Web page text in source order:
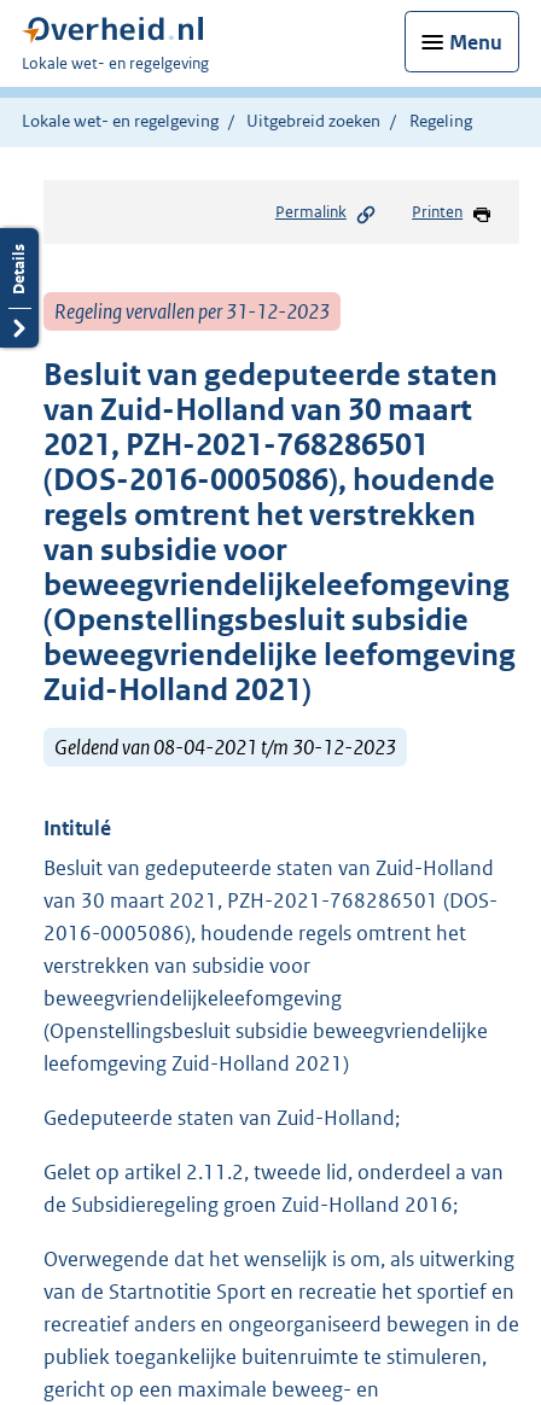
Menu
U
bent
hier:
Lokale wet- en regelgeving
Lokale wet- en regelgeving Uitgebreid zoeken Regeling
Permalink Printen
Regeling vervallen per 31-12-2023
Besluit van gedeputeerde staten
van Zuid-Holland van 30 maart
2021, PZH-2021-768286501
(DOS-2016-0005086), houdende
regels omtrent het verstrekken
van subsidie voor
beweegvriendelijkeleefomgeving
(Openstellingsbesluit subsidie
beweegvriendelijke leefomgeving
Zuid-Holland 2021)
Geldend van 08-04-2021 t/m 30-12-2023
Intitulé
Besluit van gedeputeerde staten van Zuid-Holland
van 30 maart 2021, PZH-2021-768286501 (DOS-
2016-0005086), houdende regels omtrent het
verstrekken van subsidie voor
beweegvriendelijkeleefomgeving
(Openstellingsbesluit subsidie beweegvriendelijke
leefomgeving Zuid-Holland 2021)
Gedeputeerde staten van Zuid-Holland;
Gelet op artikel 2.11.2, tweede lid, onderdeel a van
de Subsidieregeling groen Zuid-Holland 2016;
Overwegende dat het wenselijk is om, als uitwerking
van de Startnotitie Sport en recreatie het sportief en
recreatief anders en ongeorganiseerd bewegen in de
publiek toegankelijke buitenruimte te stimuleren,
gericht op een maximale beweeg- en